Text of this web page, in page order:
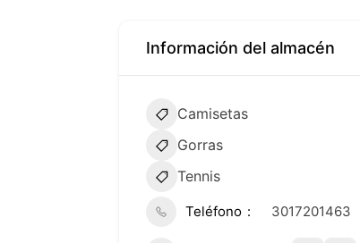
Información del almacén
Camisetas
Gorras
Tennis
Teléfono 3017201463